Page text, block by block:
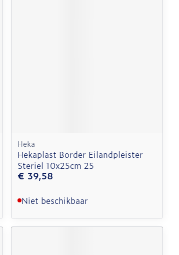
Heka
Hekaplast Border Eilandpleister
Steriel 10x25cm 25
€ 39,58
Niet beschikbaar